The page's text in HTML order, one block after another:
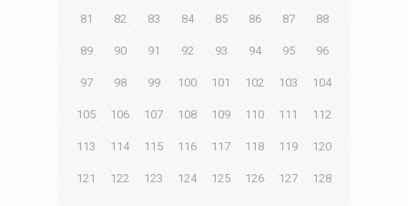
81 82 83 84 85 86 87 88
89 90 91 92 93 94 95 96
97 98 99 100 101 102 103 104
105 106 107 108 109 110 111 112
113 114 115 116 117 118 119 120
121 122 123 124 125 126 127 128